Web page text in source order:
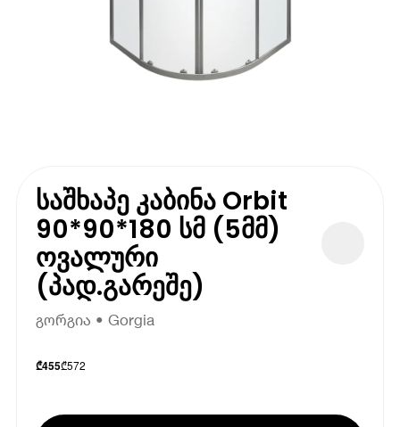
საშხაპე კაბინა Orbit
90*90*180 სმ (5მმ)
ოვალური
(პად.გარეშე)
გორგია • Gorgia
₾455₾572